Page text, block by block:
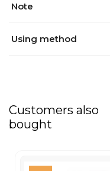
Note
Using method
Customers also
bought